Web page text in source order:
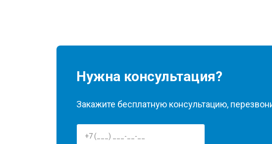
Нужна консультация?
Закажите бесплатную консультацию,